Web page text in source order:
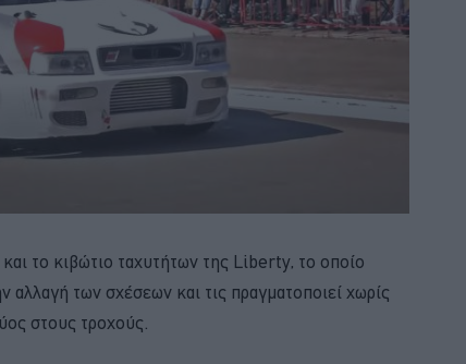
το κιβώτιο ταχυτήτων της Liberty, το οποίο
αλλαγή των σχέσεων και τις πραγματοποιεί χωρίς
στους τροχούς.